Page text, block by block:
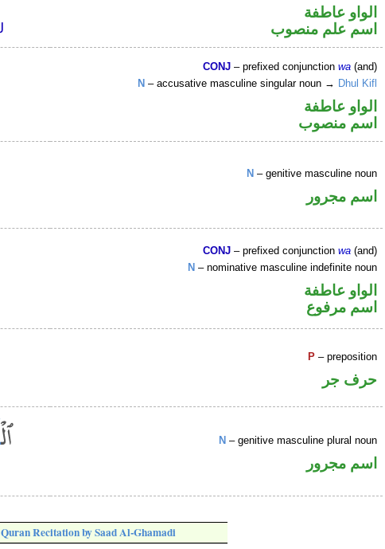
الواو عاطفة
اسم علم منصوب
CONJ – prefixed conjunctionwa (and)
N – accusative masculine singular noun → Dhul Kifl
الواو عاطفة
اسم منصوب
N – genitive masculine noun
اسم مجرور
CONJ – prefixed conjunctionwa (and)
N – nominative masculine indefinite noun
الواو عاطفة
اسم مرفوع
P – preposition
حرف جر
N – genitive masculine plural noun
اسم مجرور
Quran Recitation by Saad Al-Ghamadi